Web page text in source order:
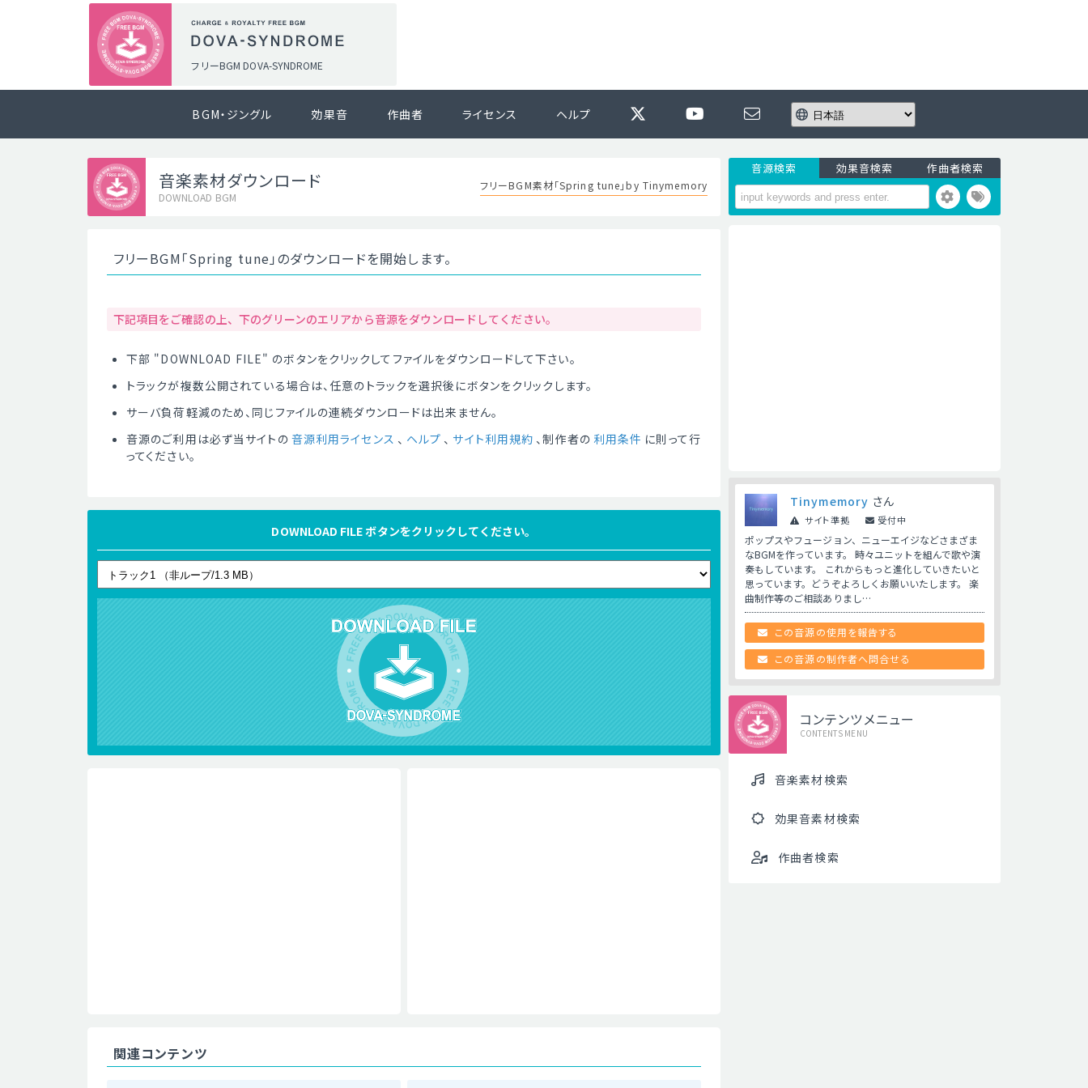
フリーBGM DOVA-SYNDROME
BGM・ジングル 効果音 作曲者 ライセンス ヘルプ
音楽素材ダウンロード
DOWNLOAD BGM
フリーBGM素材「Spring tune」by Tinymemory
フリーBGM「Spring tune」のダウンロードを開始します。
下記項目をご確認の上、下のグリーンのエリアから音源をダウンロードしてください。
下部 "DOWNLOAD FILE" のボタンをクリックしてファイルをダウンロードして下さい。
トラックが複数公開されている場合は、任意のトラックを選択後にボタンをクリックします。
サーバ負荷軽減のため、同じファイルの連続ダウンロードは出来ません。
音源のご利用は必ず当サイトの 音源利用ライセンス 、 ヘルプ 、 サイト利用規約 、制作者の 利用条件 に則って行
ってください。
DOWNLOAD FILE ボタンをクリックしてください。
関連コンテンツ
音源検索 効果音検索 作曲者検索
Tinymemory さん
サイト準拠 受付中
ポップスやフュージョン、ニューエイジなどさまざま
なBGMを作っています。 時々ユニットを組んで歌や演
奏もしています。 これからもっと進化していきたいと
思っています。どうぞよろしくお願いいたします。 楽
曲制作等のご相談ありまし…
この音源の使用を報告する
この音源の制作者へ問合せる
コンテンツメニュー
CONTENTS MENU
音楽素材検索
効果音素材検索
作曲者検索